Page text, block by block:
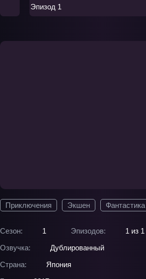
Приключения Экшен Фантастика
Сезон: 1 Эпизодов:
1 из 1
Озвучка:
Дублированный
Страна:
Япония
Эпизод 1